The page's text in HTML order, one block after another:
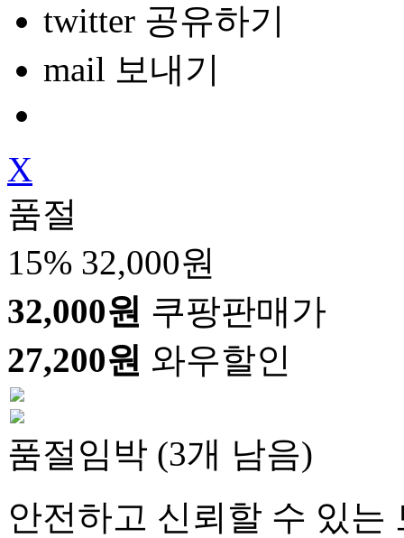
twitter 공유하기
mail 보내기
X
품절
15% 32,000원
32,000원 쿠팡판매가
27,200원 와우할인
품절임박 (3개 남음)
안전하고 신뢰할 수 있는